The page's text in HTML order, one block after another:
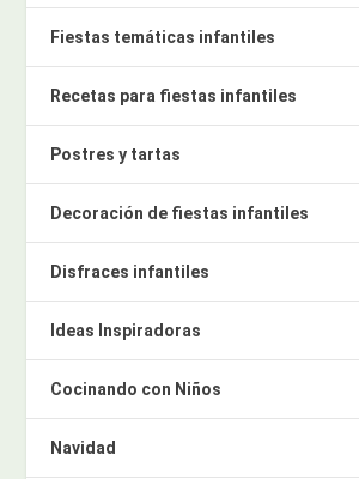
Fiestas temáticas infantiles
Recetas para fiestas infantiles
Postres y tartas
Decoración de fiestas infantiles
Disfraces infantiles
Ideas Inspiradoras
Cocinando con Niños
Navidad